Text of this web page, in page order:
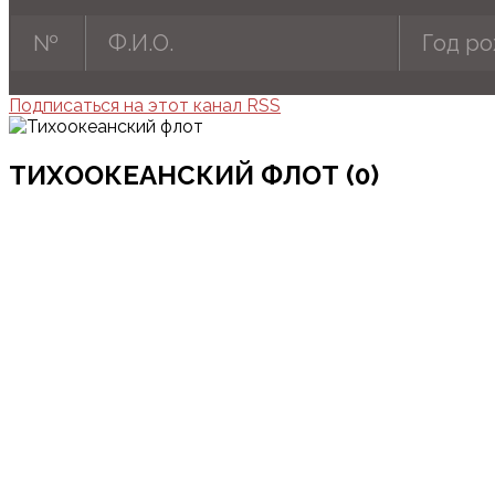
№ Ф.И.О. Год
Подписаться на этот канал RSS
ТИХООКЕАНСКИЙ ФЛОТ (0)